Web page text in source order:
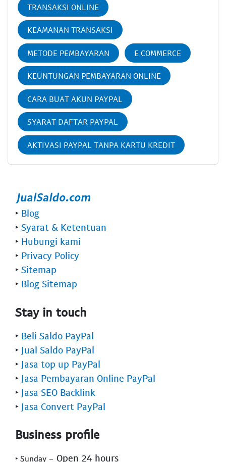
TRANSAKSI ONLINE
KEAMANAN TRANSAKSI
METODE PEMBAYARAN E COMMERCE
KEUNTUNGAN PEMBAYARAN ONLINE
CARA BUAT AKUN PAYPAL
SYARAT DAFTAR PAYPAL
AKTIVASI PAYPAL TANPA KARTU KREDIT
‣ Blog
‣ Syarat & Ketentuan
‣ Hubungi kami
‣ Privacy Policy
‣ Sitemap
‣ Blog Sitemap
Stay in touch
‣ Beli Saldo PayPal
‣ Jual Saldo PayPal
‣ Jasa top up PayPal
‣ Jasa Pembayaran Online PayPal
‣ Jasa SEO Backlink
‣ Jasa Convert PayPal
Business profile
‣ Sunday - Open 24 hours